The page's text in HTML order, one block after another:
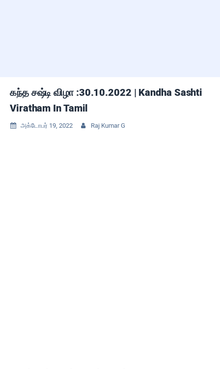
கந்த சஷ்டி விழா :30.10.2022 | Kandha Sashti
Viratham In Tamil
 அக்டோபர் 19, 2022  Raj Kumar G